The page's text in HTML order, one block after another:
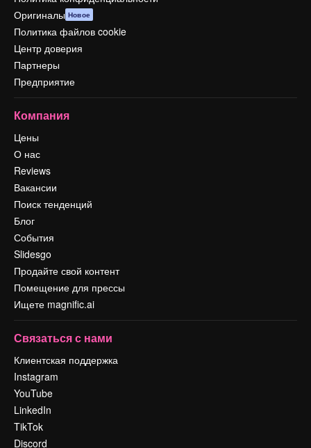
Оригиналы Новое
Политика файлов cookie
Центр доверия
Партнеры
Предприятие
Компания
Цены
О нас
Reviews
Вакансии
Поиск тенденций
Блог
События
Slidesgo
Продайте свой контент
Помещение для прессы
Ищете magnific.ai
Связаться с нами
Клиентская поддержка
Instagram
YouTube
LinkedIn
TikTok
Discord